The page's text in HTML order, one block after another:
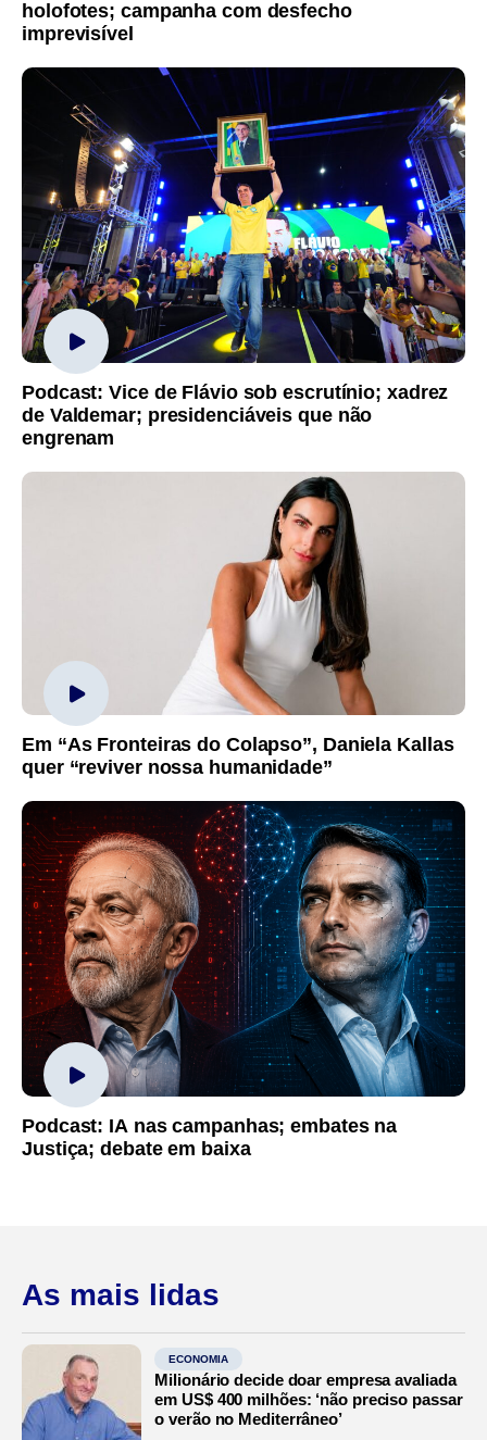
holofotes; campanha com desfecho
imprevisível
Podcast: Vice de Flávio sob escrutínio; xadrez
de Valdemar; presidenciáveis que não
engrenam
Em “As Fronteiras do Colapso”, Daniela Kallas
quer “reviver nossa humanidade”
Podcast: IA nas campanhas; embates na
Justiça; debate em baixa
As mais lidas
ECONOMIA
Milionário decide doar empresa avaliada
em US$ 400 milhões: ‘não preciso passar
o verão no Mediterrâneo’